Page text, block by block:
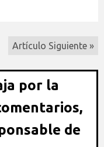
Artículo Siguiente »
por la
de